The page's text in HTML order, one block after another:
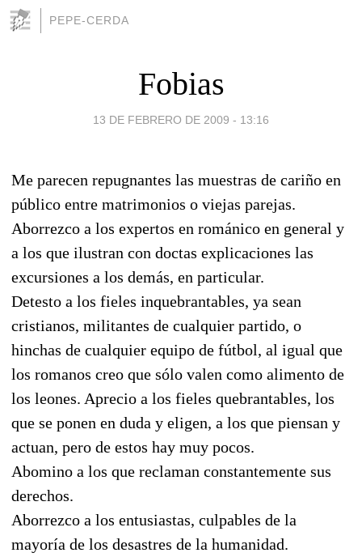
PEPE-CERDA
Fobias
13 DE FEBRERO DE 2009 - 13:16
Me parecen repugnantes las muestras de cariño en
público entre matrimonios o viejas parejas.
Aborrezco a los expertos en románico en general y
a los que ilustran con doctas explicaciones las
excursiones a los demás, en particular.
Detesto a los fieles inquebrantables, ya sean
cristianos, militantes de cualquier partido, o
hinchas de cualquier equipo de fútbol, al igual que
los romanos creo que sólo valen como alimento de
los leones. Aprecio a los fieles quebrantables, los
que se ponen en duda y eligen, a los que piensan y
actuan, pero de estos hay muy pocos.
Abomino a los que reclaman constantemente sus
derechos.
Aborrezco a los entusiastas, culpables de la
mayoría de los desastres de la humanidad.